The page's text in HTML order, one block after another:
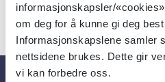
informasjonskapsler/
om deg for å kunne gi deg
Informasjonskapslene samler
nettsidene brukes. Dette gir
vi kan forbedre oss.